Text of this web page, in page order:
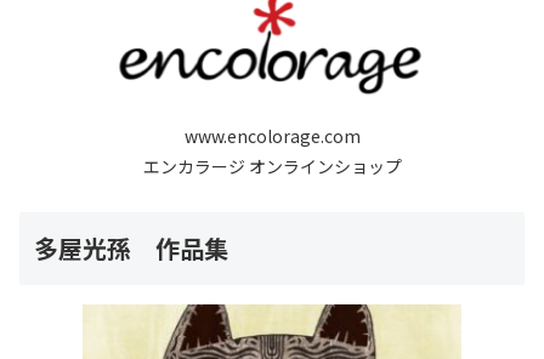
www.encolorage.com
エンカラージ オンラインショップ
多屋光孫 作品集